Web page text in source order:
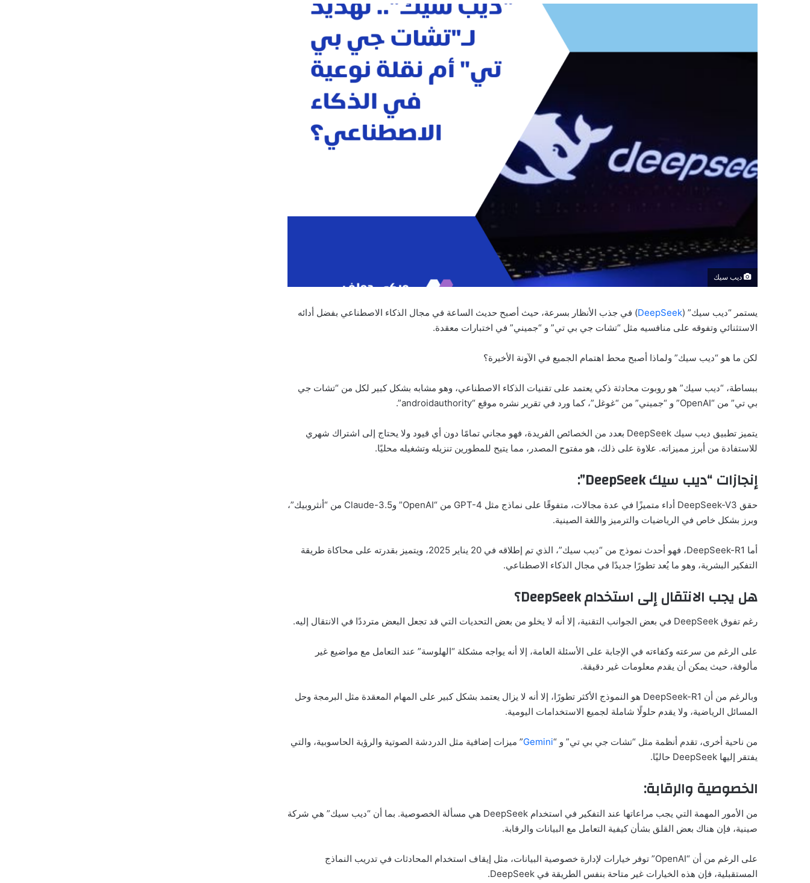
ديب سيك
يستمر “ديب سيك” (DeepSeek) في جذب الأنظار بسرعة، حيث أصبح حديث الساعة في مجال الذكاء الاصطناعي بفضل أدائه
الاستثنائي وتفوقه على منافسيه مثل “تشات جي بي تي” و “جميني” في اختبارات معقدة.
لكن ما هو “ديب سيك” ولماذا أصبح محط اهتمام الجميع في الآونة الأخيرة؟
ببساطة، “ديب سيك” هو روبوت محادثة ذكي يعتمد على تقنيات الذكاء الاصطناعي، وهو مشابه بشكل كبير لكل من “تشات جي
بي تي” من “OpenAI” و “جميني” من “غوغل”، كما ورد في تقرير نشره موقع “androidauthority”.
يتميز تطبيق ديب سيك DeepSeek بعدد من الخصائص الفريدة، فهو مجاني تمامًا دون أي قيود ولا يحتاج إلى اشتراك شهري
للاستفادة من أبرز مميزاته. علاوة على ذلك، هو مفتوح المصدر، مما يتيح للمطورين تنزيله وتشغيله محليًا.
إنجازات “ديب سيك DeepSeek”:
حقق DeepSeek-V3 أداء متميزًا في عدة مجالات، متفوقًا على نماذج مثل GPT-4 من “OpenAI” وClaude-3.5 من “أنثروبيك”،
وبرز بشكل خاص في الرياضيات والترميز واللغة الصينية.
أما DeepSeek-R1، فهو أحدث نموذج من “ديب سيك”، الذي تم إطلاقه في 20 يناير 2025، ويتميز بقدرته على محاكاة طريقة
التفكير البشرية، وهو ما يُعد تطورًا جديدًا في مجال الذكاء الاصطناعي.
هل يجب الانتقال إلى استخدام DeepSeek؟
رغم تفوق DeepSeek في بعض الجوانب التقنية، إلا أنه لا يخلو من بعض التحديات التي قد تجعل البعض مترددًا في الانتقال إليه.
على الرغم من سرعته وكفاءته في الإجابة على الأسئلة العامة، إلا أنه يواجه مشكلة “الهلوسة” عند التعامل مع مواضيع غير
مألوفة، حيث يمكن أن يقدم معلومات غير دقيقة.
وبالرغم من أن DeepSeek-R1 هو النموذج الأكثر تطورًا، إلا أنه لا يزال يعتمد بشكل كبير على المهام المعقدة مثل البرمجة وحل
المسائل الرياضية، ولا يقدم حلولًا شاملة لجميع الاستخدامات اليومية.
من ناحية أخرى، تقدم أنظمة مثل “تشات جي بي تي” و “Gemini” ميزات إضافية مثل الدردشة الصوتية والرؤية الحاسوبية، والتي
يفتقر إليها DeepSeek حاليًا.
الخصوصية والرقابة:
من الأمور المهمة التي يجب مراعاتها عند التفكير في استخدام DeepSeek هي مسألة الخصوصية. بما أن “ديب سيك” هي شركة
صينية، فإن هناك بعض القلق بشأن كيفية التعامل مع البيانات والرقابة.
على الرغم من أن “OpenAI” توفر خيارات لإدارة خصوصية البيانات، مثل إيقاف استخدام المحادثات في تدريب النماذج
المستقبلية، فإن هذه الخيارات غير متاحة بنفس الطريقة في DeepSeek.